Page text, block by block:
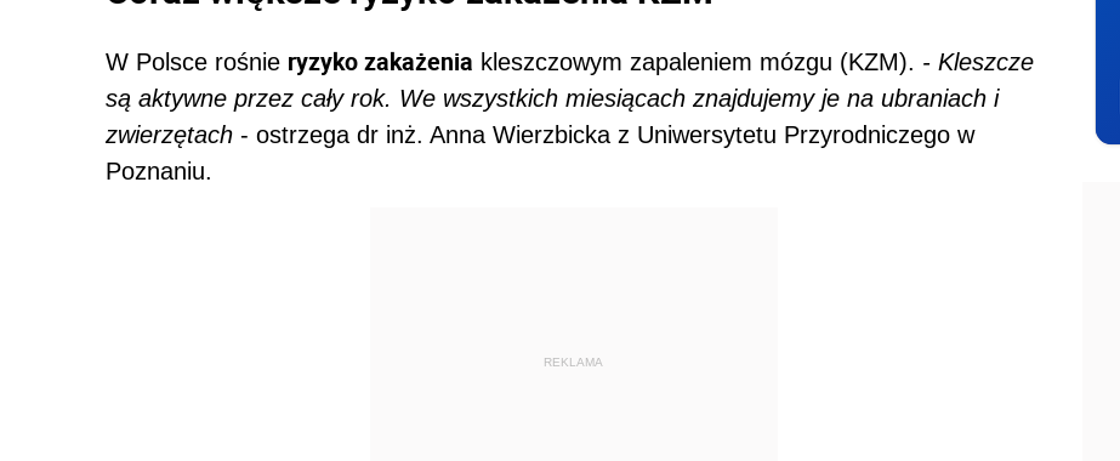
W Polsce rośnie ryzyko zakażenia kleszczowym zapaleniem mózgu (KZM). - Kleszcze
są aktywne przez cały rok. We wszystkich miesiącach znajdujemy je na ubraniach i
zwierzętach - ostrzega dr inż. Anna Wierzbicka z Uniwersytetu Przyrodniczego w
Poznaniu.
REKLAMA